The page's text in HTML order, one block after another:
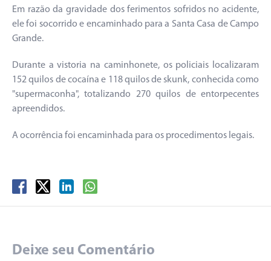
Em razão da gravidade dos ferimentos sofridos no acidente,
ele foi socorrido e encaminhado para a Santa Casa de Campo
Grande.
Durante a vistoria na caminhonete, os policiais localizaram
152 quilos de cocaína e 118 quilos de skunk, conhecida como
"supermaconha", totalizando 270 quilos de entorpecentes
apreendidos.
A ocorrência foi encaminhada para os procedimentos legais.
Deixe seu Comentário